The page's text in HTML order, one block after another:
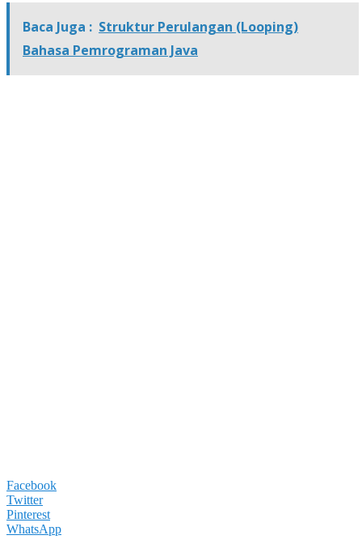
Baca Juga : Struktur Perulangan (Looping)
Bahasa Pemrograman Java
Facebook
Twitter
Pinterest
WhatsApp